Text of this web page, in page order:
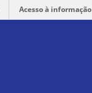
Acesso à informação